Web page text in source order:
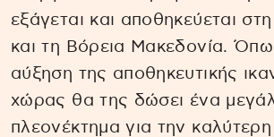
εξάγεται και αποθηκεύεται
και τη Βόρεια Μακεδονία.
αύξηση της αποθηκευτικής
χώρας θα της δώσει ένα
πλεονέκτημα για την καλύτερη